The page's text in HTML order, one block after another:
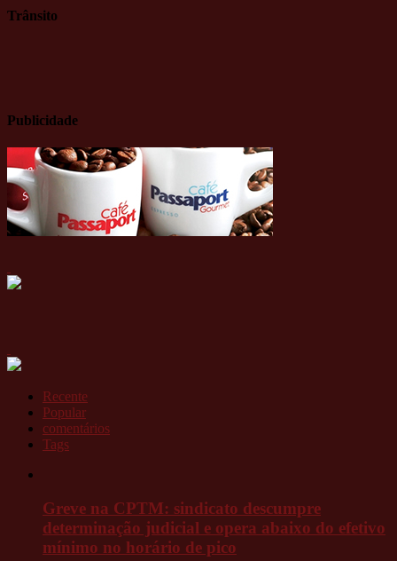
Trânsito
Publicidade
Recente
Popular
comentários
Tags
Greve na CPTM: sindicato descumpre
determinação judicial e opera abaixo do efetivo
mínimo no horário de pico